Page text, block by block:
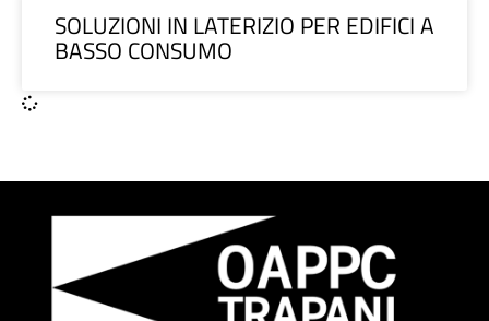
SOLUZIONI IN LATERIZIO PER EDIFICI A
BASSO CONSUMO